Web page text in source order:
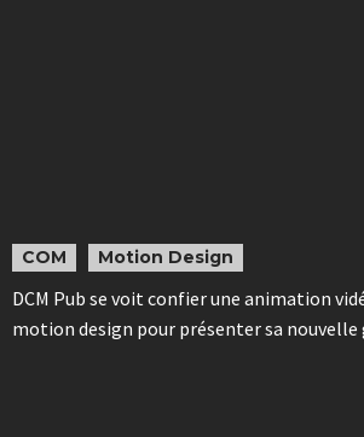
COM Motion Design
DCM Pub se voit confier une animation
motion design pour présenter sa